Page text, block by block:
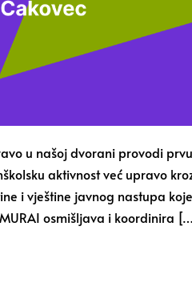
u našoj dvorani provodi
aktivnost već upravo
i vještine javnog nastupa
osmišljava i koordinira